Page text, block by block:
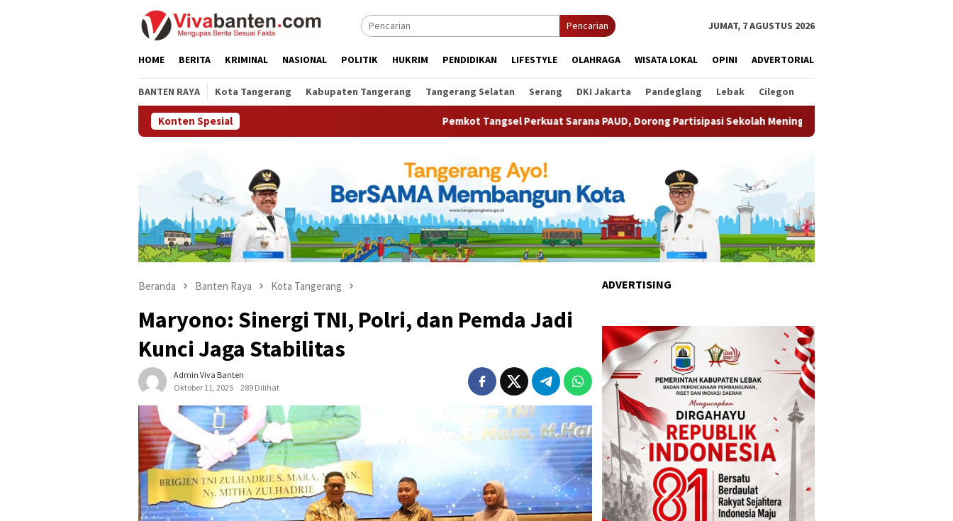
Pencarian JUMAT, 7 AGUSTUS 2026
HOME BERITA KRIMINAL NASIONAL POLITIK HUKRIM PENDIDIKAN LIFESTYLE OLAHRAGA WISATA LOKAL OPINI ADVERTORIAL
BANTEN RAYA Kota Tangerang Kabupaten Tangerang Tangerang Selatan Serang DKI Jakarta Pandeglang Lebak Cilegon
Konten Spesial Pemkot Tangsel Perkuat Sarana PAUD, Dorong Partisipasi Sekolah Meningkat Pemkot Tangsel Matangkan Persiapan
Beranda Banten Raya Kota Tangerang
Maryono: Sinergi TNI, Polri, dan Pemda Jadi
Kunci Jaga Stabilitas
Admin Viva Banten
Oktober 11, 2025
289 Dilihat
ADVERTISING